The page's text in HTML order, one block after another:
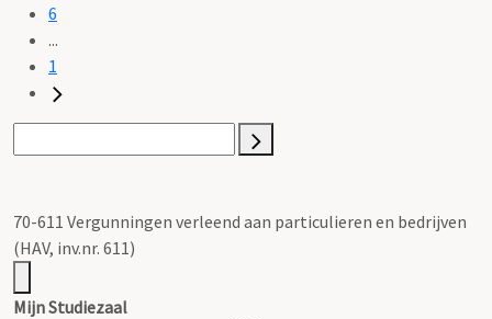
6
...
1
70-611 Vergunningen verleend aan particulieren en bedrijven
(HAV, inv.nr. 611)
Mijn Studiezaal